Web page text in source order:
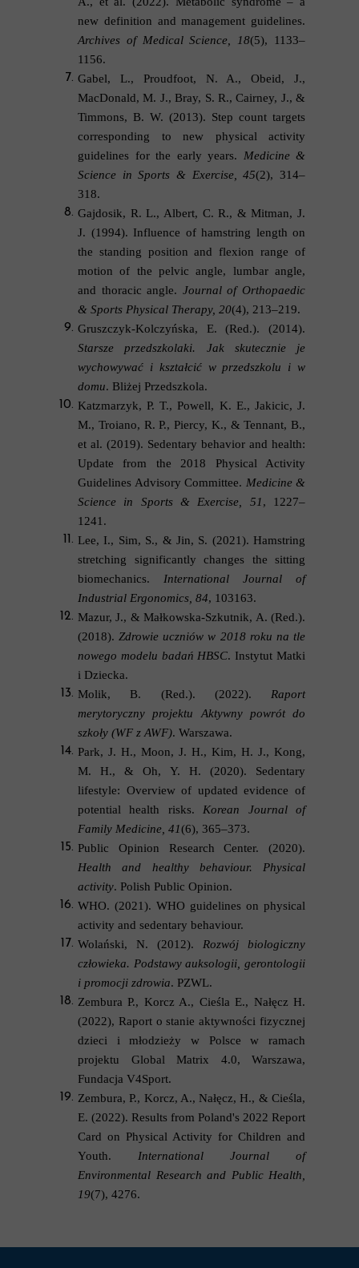
new definition and management guidelines.
Archives of Medical Science, 18(5), 1133–
1156.
Gabel, L., Proudfoot, N. A., Obeid, J.,
MacDonald, M. J., Bray, S. R., Cairney, J., &
Timmons, B. W. (2013). Step count targets
corresponding to new physical activity
guidelines for the early years. Medicine &
Science in Sports & Exercise, 45(2), 314–
318.
Gajdosik, R. L., Albert, C. R., & Mitman, J.
J. (1994). Influence of hamstring length on
the standing position and flexion range of
motion of the pelvic angle, lumbar angle,
and thoracic angle. Journal of Orthopaedic
& Sports Physical Therapy, 20(4), 213–219.
Gruszczyk-Kolczyńska, E. (Red.). (2014).
Starsze przedszkolaki. Jak skutecznie je
wychowywać i kształcić w przedszkolu i w
domu. Bliżej Przedszkola.
Katzmarzyk, P. T., Powell, K. E., Jakicic, J.
M., Troiano, R. P., Piercy, K., & Tennant, B.,
et al. (2019). Sedentary behavior and health:
Update from the 2018 Physical Activity
Guidelines Advisory Committee. Medicine &
Science in Sports & Exercise, 51, 1227–
1241.
Lee, I., Sim, S., & Jin, S. (2021). Hamstring
stretching significantly changes the sitting
biomechanics. International Journal of
Industrial Ergonomics, 84, 103163.
Mazur, J., & Małkowska-Szkutnik, A. (Red.).
(2018). Zdrowie uczniów w 2018 roku na tle
nowego modelu badań HBSC. Instytut Matki
i Dziecka.
Molik, B. (Red.). (2022). Raport
merytoryczny projektu Aktywny powrót do
szkoły (WF z AWF). Warszawa.
Park, J. H., Moon, J. H., Kim, H. J., Kong,
M. H., & Oh, Y. H. (2020). Sedentary
lifestyle: Overview of updated evidence of
potential health risks. Korean Journal of
Family Medicine, 41(6), 365–373.
Public Opinion Research Center. (2020).
Health and healthy behaviour. Physical
activity. Polish Public Opinion.
WHO. (2021). WHO guidelines on physical
activity and sedentary behaviour.
Wolański, N. (2012). Rozwój biologiczny
człowieka. Podstawy auksologii, gerontologii
i promocji zdrowia. PZWL.
Zembura P., Korcz A., Cieśla E., Nałęcz H.
(2022), Raport o stanie aktywności fizycznej
dzieci i młodzieży w Polsce w ramach
projektu Global Matrix 4.0, Warszawa,
Fundacja V4Sport.
Zembura, P., Korcz, A., Nałęcz, H., & Cieśla,
E. (2022). Results from Poland's 2022 Report
Card on Physical Activity for Children and
Youth. International Journal of
Environmental Research and Public Health,
19(7), 4276.